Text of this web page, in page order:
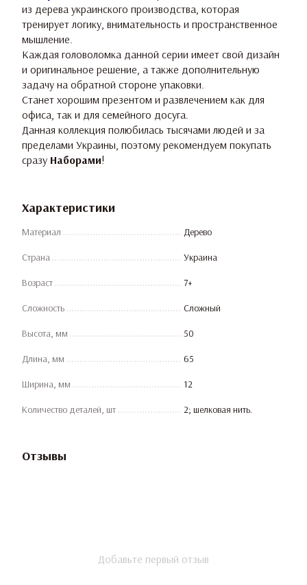
из дерева украинского производства, которая
тренирует логику, внимательность и пространственное
мышление.
Каждая головоломка данной серии имеет свой дизайн
и оригинальное решение, а также дополнительную
задачу на обратной стороне упаковки.
Станет хорошим презентом и развлечением как для
офиса, так и для семейного досуга.
Данная коллекция полюбилась тысячами людей и за
пределами Украины, поэтому рекомендуем покупать
сразу Наборами!
Характеристики
Материал Дерево
Страна Украина
Возраст 7+
Сложность Сложный
Высота, мм 50
Длина, мм 65
Ширина, мм 12
Количество деталей, шт 2; шелковая нить.
Отзывы
Добавьте первый отзыв